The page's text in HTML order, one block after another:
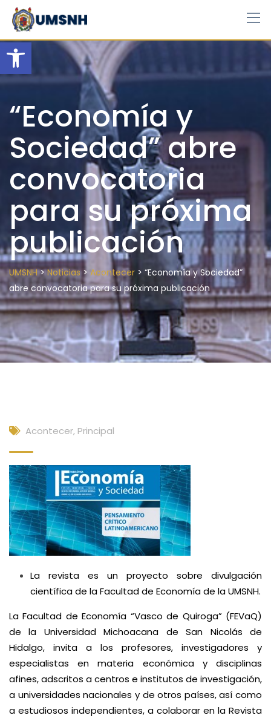
Open toolbar
Skip
content
“Economía y
Sociedad” abre
convocatoria
para su próxima
publicación
UMSNH>Noticias> Acontecer > “Economía y Sociedad”
abre convocatoria para su próxima publicación
Acontecer, Principal
La revista es un proyecto sobre divulgación
científica de la Facultad de Economía de la UMSNH.
La Facultad de Economía “Vasco de Quiroga” (FEVaQ)
de la Universidad Michoacana de San Nicolás de
Hidalgo, invita a los profesores, investigadores y
especialistas en materia económica y disciplinas
afines, adscritos a centros e institutos de investigación,
a universidades nacionales y de otros países, así como
a estudiosos independientes, a colaborar en la Revista